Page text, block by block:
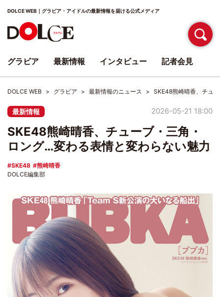
DOLCE WEB｜グラビア・アイドルの最新情報を届ける公式メディア
DOLCE WEB グラビア 最新情報のニュース SKE48熊崎晴香、チュ
最新情報 2026-05-21 18:00
SKE48熊崎晴香、チューブ・三角・
ロング…変わる表情と変わらない魅力
SKE48
熊崎晴香
DOLCE編集部
グラビア 最新情報 インタビュー 記者会見